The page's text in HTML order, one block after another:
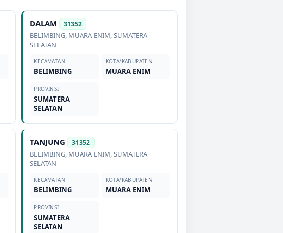
DALAM 31352
BELIMBING, MUARA ENIM,SUMATERA
SELATAN
KECAMATAN
BELIMBING
KOTA/KABUPATEN
MUARA ENIM
PROVINSI
SUMATERA
SELATAN
TANJUNG 31352
BELIMBING, MUARA ENIM,SUMATERA
SELATAN
KECAMATAN
BELIMBING
KOTA/KABUPATEN
MUARA ENIM
PROVINSI
SUMATERA
SELATAN